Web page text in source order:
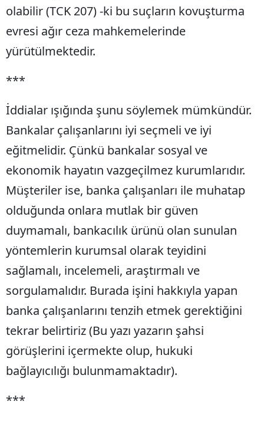
olabilir (TCK 207) -ki bu suçların kovuşturma
evresi ağır ceza mahkemelerinde
yürütülmektedir.
***
İddialar ışığında şunu söylemek mümkündür.
Bankalar çalışanlarını iyi seçmeli ve iyi
eğitmelidir. Çünkü bankalar sosyal ve
ekonomik hayatın vazgeçilmez kurumlarıdır.
Müşteriler ise, banka çalışanları ile muhatap
olduğunda onlara mutlak bir güven
duymamalı, bankacılık ürünü olan sunulan
yöntemlerin kurumsal olarak teyidini
sağlamalı, incelemeli, araştırmalı ve
sorgulamalıdır. Burada işini hakkıyla yapan
banka çalışanlarını tenzih etmek gerektiğini
tekrar belirtiriz (Bu yazı yazarın şahsi
görüşlerini içermekte olup, hukuki
bağlayıcılığı bulunmamaktadır).
***